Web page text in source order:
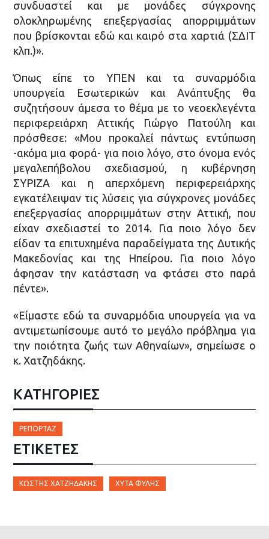
συνδυαστεί και με μονάδες σύγχρονης
ολοκληρωμένης επεξεργασίας απορριμμάτων
που βρίσκονται εδώ και καιρό στα χαρτιά (ΣΔΙΤ
κλπ.)».
Όπως είπε το ΥΠΕΝ και τα συναρμόδια
υπουργεία Εσωτερικών και Ανάπτυξης θα
συζητήσουν άμεσα το θέμα με το νεοεκλεγέντα
περιφερειάρχη Αττικής Γιώργο Πατούλη και
πρόσθεσε: «Μου προκαλεί πάντως εντύπωση
-ακόμα μια φορά- για ποιο λόγο, στο όνομα ενός
μεγαλεπήβολου σχεδιασμού, η κυβέρνηση
ΣΥΡΙΖΑ και η απερχόμενη περιφερειάρχης
εγκατέλειψαν τις λύσεις για σύγχρονες μονάδες
επεξεργασίας απορριμμάτων στην Αττική, που
είχαν σχεδιαστεί το 2014. Για ποιο λόγο δεν
είδαν τα επιτυχημένα παραδείγματα της Δυτικής
Μακεδονίας και της Ηπείρου. Για ποιο λόγο
άφησαν την κατάσταση να φτάσει στο παρά
πέντε».
«Είμαστε εδώ τα συναρμόδια υπουργεία για να
αντιμετωπίσουμε αυτό το μεγάλο πρόβλημα για
την ποιότητα ζωής των Αθηναίων», σημείωσε ο
κ. Χατζηδάκης.
ΚΑΤΗΓΟΡΙΕΣ
ΡΕΠΟΡΤΆΖ
ΕΤΙΚΈΤΕΣ
ΚΩΣΤΉΣ ΧΑΤΖΗΔΆΚΗΣ ΧΥΤΑ ΦΥΛΉΣ